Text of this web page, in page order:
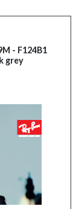
- F124B1
grey